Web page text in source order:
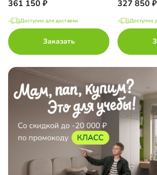
361 150
Доступно для доставки
Заказать
327 850
Доступно